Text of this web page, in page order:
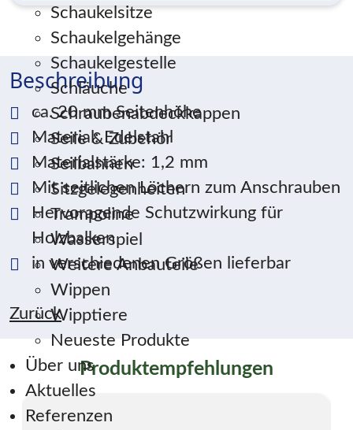
Schaukelsitze
Schaukelgehänge
Schaukelgestelle
Schläuche
Schraubenabdeckkappen
Seile & Zubehör
Seilbahnen
Sitzgelegenheiten
Trampoline
Wasserspiel
Weitere Anbauteile
Wippen
Wipptiere
Neueste Produkte
Über uns
Aktuelles
Referenzen
Beschreibung
ca. 20 mm Seitenhöhe
Material: Edelstahl
Materialstärke: 1,2 mm
Mit seitlichen Löchern zum Anschrauben
Hervoragende Schutzwirkung für
Holzbalken
in verschiedenen Größen lieferbar
Zurück
Produktempfehlungen